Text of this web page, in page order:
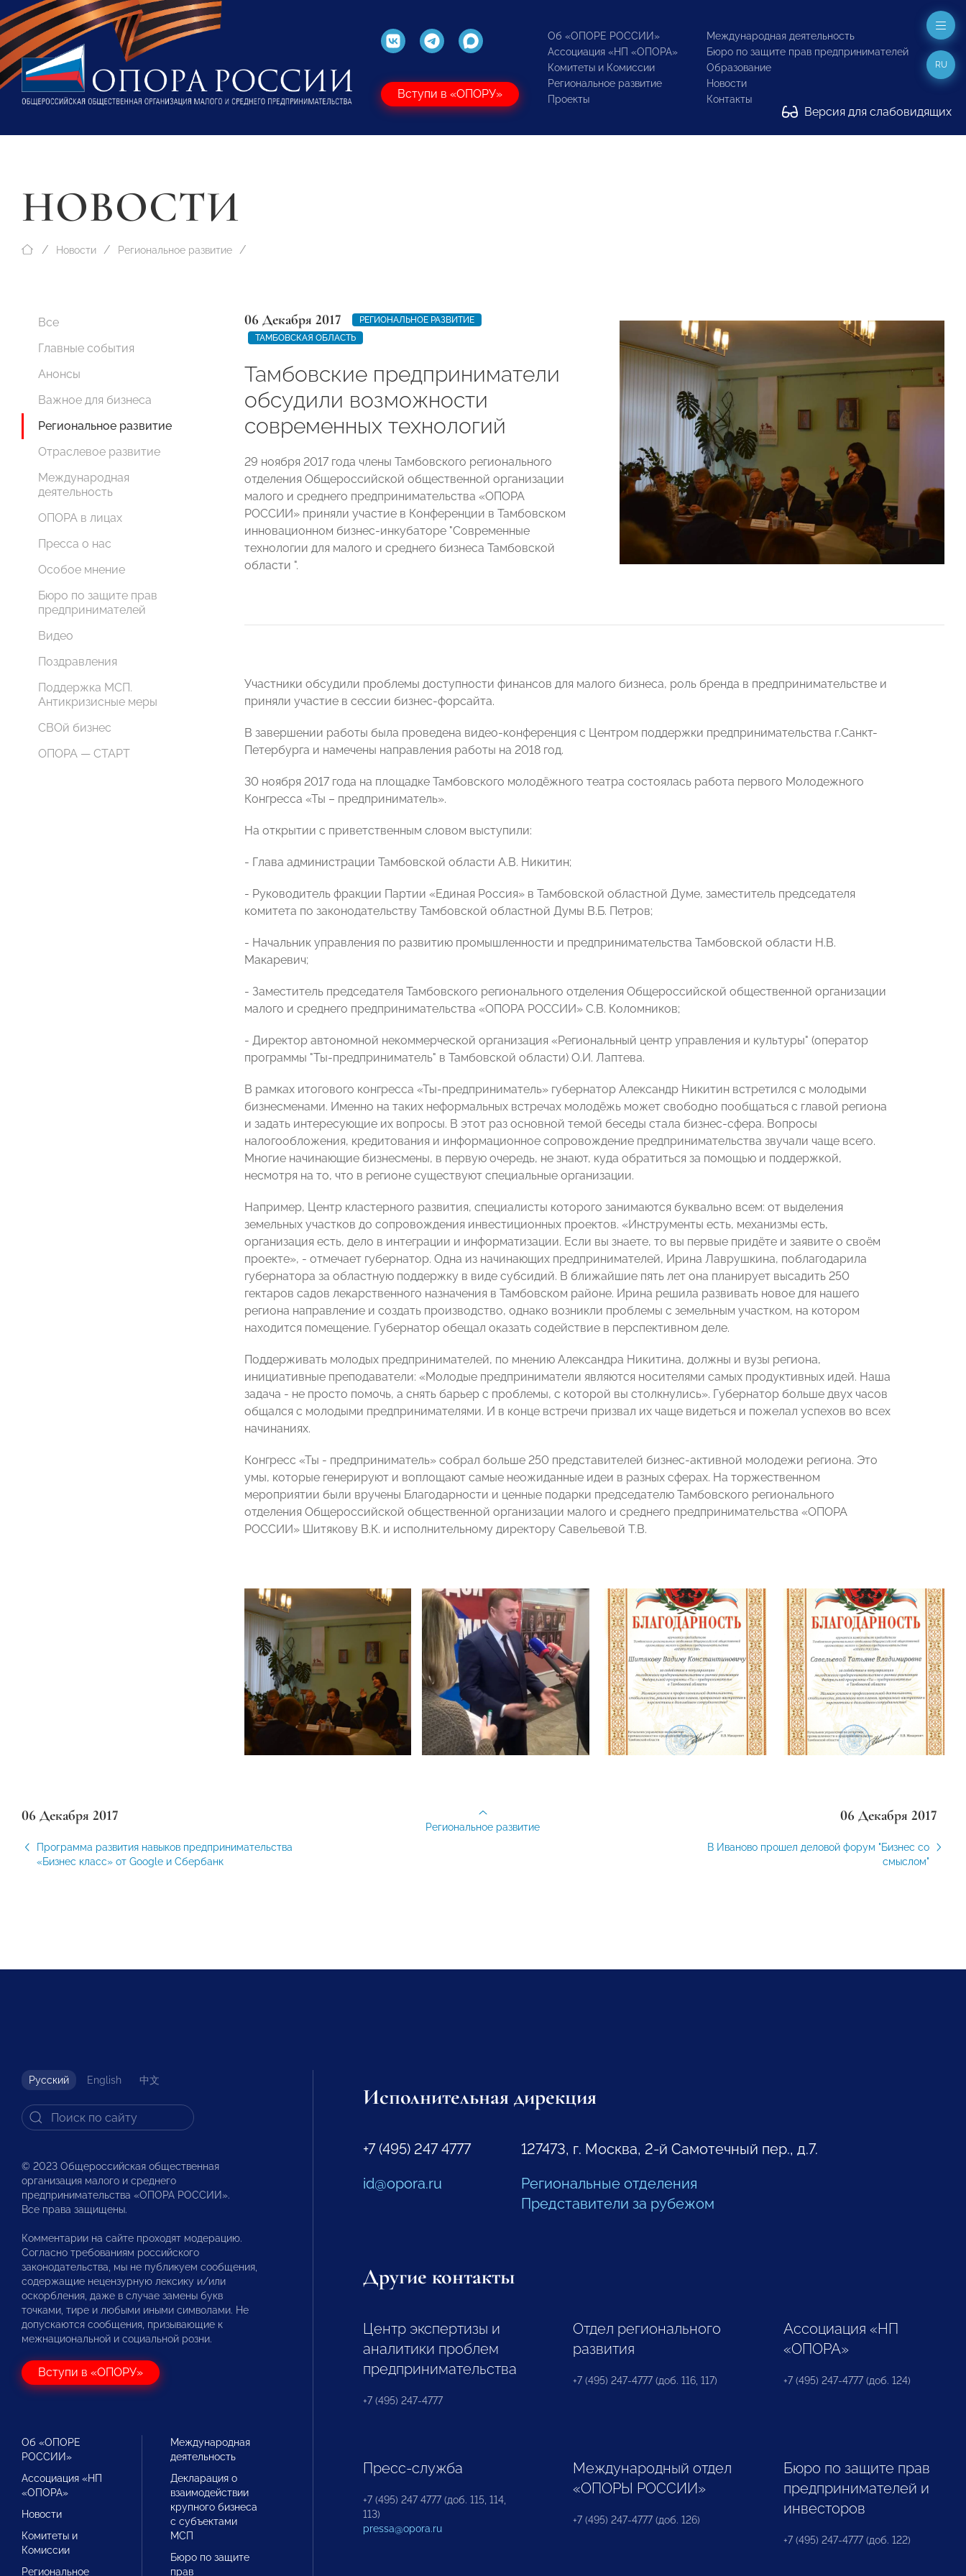
Вступи в «ОПОРУ»
Об «ОПОРЕ РОССИИ»
Ассоциация «НП «ОПОРА»
Комитеты и Комиссии
Региональное развитие
Проекты
Международная деятельность
Бюро по защите прав предпринимателей
Образование
Новости
Контакты
Версия для слабовидящих
RU
НОВОСТИ
Новости Региональное развитие
Все
Главные события
Анонсы
Важное для бизнеса
Региональное развитие
Отраслевое развитие
Международная
деятельность
ОПОРА в лицах
Пресса о нас
Особое мнение
Бюро по защите прав
предпринимателей
Видео
Поздравления
Поддержка МСП.
Антикризисные меры
СВОй бизнес
ОПОРА — СТАРТ
06 Декабря 2017
РЕГИОНАЛЬНОЕ РАЗВИТИЕ
ТАМБОВСКАЯ ОБЛАСТЬ
Тамбовские предприниматели
обсудили возможности
современных технологий
29 ноября 2017 года члены Тамбовского регионального
отделения Общероссийской общественной организации
малого и среднего предпринимательства «ОПОРА
РОССИИ» приняли участие в Конференции в Тамбовском
инновационном бизнес-инкубаторе "Современные
технологии для малого и среднего бизнеса Тамбовской
области ".
Участники обсудили проблемы доступности финансов для малого бизнеса, роль бренда в предпринимательстве и
приняли участие в сессии бизнес-форсайта.
В завершении работы была проведена видео-конференция с Центром поддержки предпринимательства г.Санкт-
Петербурга и намечены направления работы на 2018 год.
30 ноября 2017 года на площадке Тамбовского молодёжного театра состоялась работа первого Молодежного
Конгресса «Ты – предприниматель».
На открытии с приветственным словом выступили:
- Глава администрации Тамбовской области А.В. Никитин;
- Руководитель фракции Партии «Единая Россия» в Тамбовской областной Думе, заместитель председателя
комитета по законодательству Тамбовской областной Думы В.Б. Петров;
- Начальник управления по развитию промышленности и предпринимательства Тамбовской области Н.В.
Макаревич;
- Заместитель председателя Тамбовского регионального отделения Общероссийской общественной организации
малого и среднего предпринимательства «ОПОРА РОССИИ» С.В. Коломников;
- Директор автономной некоммерческой организация «Региональный центр управления и культуры" (оператор
программы "Ты-предприниматель" в Тамбовской области) О.И. Лаптева.
В рамках итогового конгресса «Ты-предприниматель» губернатор Александр Никитин встретился с молодыми
бизнесменами. Именно на таких неформальных встречах молодёжь может свободно пообщаться с главой региона
и задать интересующие их вопросы. В этот раз основной темой беседы стала бизнес-сфера. Вопросы
налогообложения, кредитования и информационное сопровождение предпринимательства звучали чаще всего.
Многие начинающие бизнесмены, в первую очередь, не знают, куда обратиться за помощью и поддержкой,
несмотря на то, что в регионе существуют специальные организации.
Например, Центр кластерного развития, специалисты которого занимаются буквально всем: от выделения
земельных участков до сопровождения инвестиционных проектов. «Инструменты есть, механизмы есть,
организация есть, дело в интеграции и информатизации. Если вы знаете, то вы первые придёте и заявите о своём
проекте», - отмечает губернатор. Одна из начинающих предпринимателей, Ирина Лаврушкина, поблагодарила
губернатора за областную поддержку в виде субсидий. В ближайшие пять лет она планирует высадить 250
гектаров садов лекарственного назначения в Тамбовском районе. Ирина решила развивать новое для нашего
региона направление и создать производство, однако возникли проблемы с земельным участком, на котором
находится помещение. Губернатор обещал оказать содействие в перспективном деле.
Поддерживать молодых предпринимателей, по мнению Александра Никитина, должны и вузы региона,
инициативные преподаватели: «Молодые предприниматели являются носителями самых продуктивных идей. Наша
задача - не просто помочь, а снять барьер с проблемы, с которой вы столкнулись». Губернатор больше двух часов
общался с молодыми предпринимателями. И в конце встречи призвал их чаще видеться и пожелал успехов во всех
начинаниях.
Конгресс «Ты - предприниматель» собрал больше 250 представителей бизнес-активной молодежи региона. Это
умы, которые генерируют и воплощают самые неожиданные идеи в разных сферах. На торжественном
мероприятии были вручены Благодарности и ценные подарки председателю Тамбовского регионального
отделения Общероссийской общественной организации малого и среднего предпринимательства «ОПОРА
РОССИИ» Шитякову В.К. и исполнительному директору Савельевой Т.В.
06 Декабря 2017
Программа развития навыков предпринимательства
«Бизнес класс» от Google и Сбербанк
06 Декабря 2017
В Иваново прошел деловой форум "Бизнес со
смыслом"
Региональное развитие
Русский English 中文
© 2023 Общероссийская общественная
организация малого и среднего
предпринимательства «ОПОРА РОССИИ».
Все права защищены.
Комментарии на сайте проходят модерацию.
Согласно требованиям российского
законодательства, мы не публикуем сообщения,
содержащие нецензурную лексику и/или
оскорбления, даже в случае замены букв
точками, тире и любыми иными символами. Не
допускаются сообщения, призывающие к
межнациональной и социальной розни.
Вступи в «ОПОРУ»
Об «ОПОРЕ
РОССИИ»
Ассоциация «НП
«ОПОРА»
Новости
Комитеты и
Комиссии
Региональное
Международная
деятельность
Декларация о
взаимодействии
крупного бизнеса
с субъектами
МСП
Бюро по защите
прав
Исполнительная дирекция
+7 (495) 247 4777
id@opora.ru
127473, г. Москва, 2-й Самотечный пер., д.7.
Региональные отделения
Представители за рубежом
Другие контакты
Центр экспертизы и
аналитики проблем
предпринимательства
+7 (495) 247-4777
Отдел регионального
развития
+7 (495) 247-4777 (доб. 116, 117)
Ассоциация «НП
«ОПОРА»
+7 (495) 247-4777 (доб. 124)
Пресс-служба
+7 (495) 247 4777 (доб. 115, 114,
113)
pressa@opora.ru
Международный отдел
«ОПОРЫ РОССИИ»
+7 (495) 247-4777 (доб. 126)
Бюро по защите прав
предпринимателей и
инвесторов
+7 (495) 247-4777 (доб. 122)